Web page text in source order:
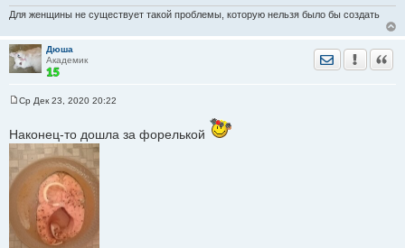
и
е
Для женщины не существует такой проблемы, которую нельзя было бы создать
Дюша
Академик
Отправить
б
щ
н
Ср Дек 23, 2020 20:22
Наконец-то дошла за форелькой